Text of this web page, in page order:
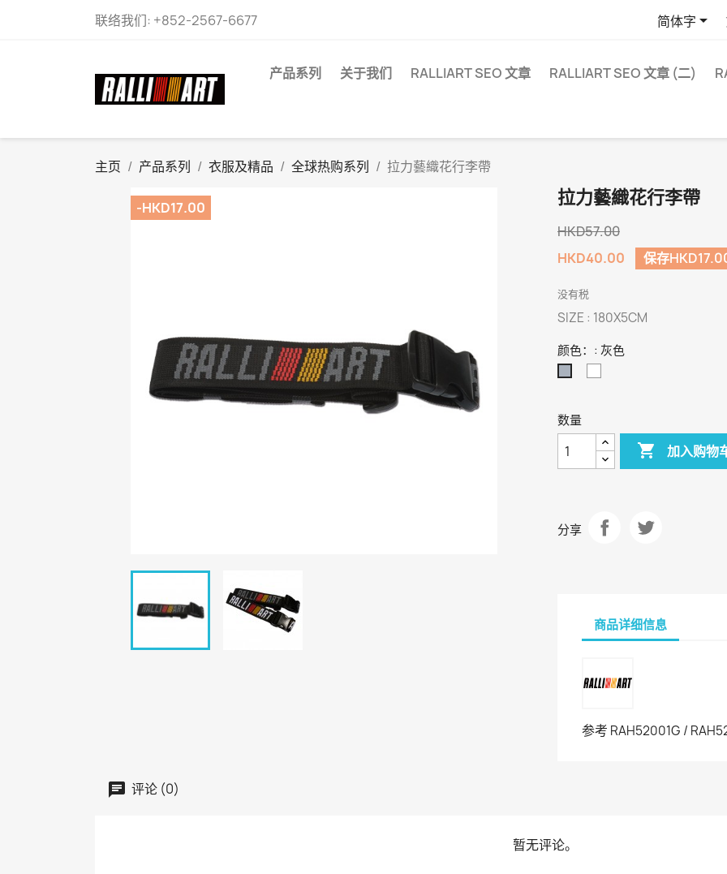
联络我们: +852-2567-6677 简体字
产品系列 关于我们 RALLIART SEO 文章 RALLIART SEO 文章 (二)
主页 产品系列 衣服及精品 全球热购系列 拉力藝織花行李帶
-HKD17.00 拉力藝織花行李帶
HKD57.00
HKD40.00
保存
没有税
SIZE : 180X5CM
颜色：: 灰色
数量
 加入购物
分享
商品详细信息
参考 RAH52001G /
评论 (0)
暂无评论。